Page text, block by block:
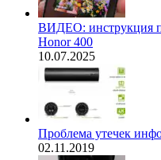
ВИДЕО: инструкция
Honor 400
10.07.2025
Проблема утечек
02.11.2019